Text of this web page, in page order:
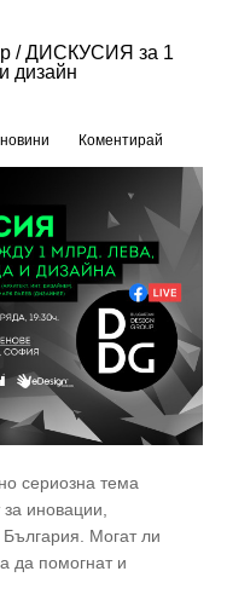
/ ДИСКУСИЯ за 1
дизайн
Коментирай
сериозна тема
иновации,
Могат ли
да помогнат и